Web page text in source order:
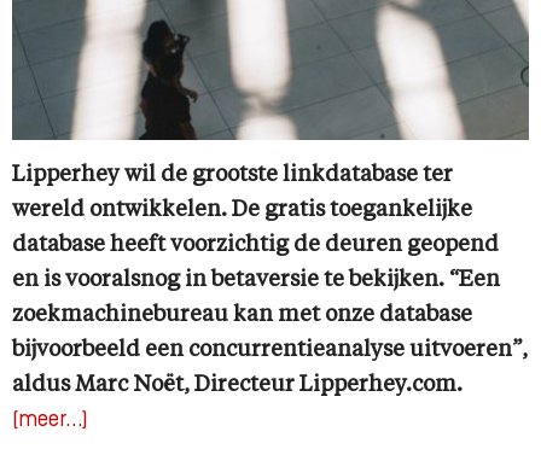
Lipperhey wil de grootste linkdatabase ter
wereld ontwikkelen. De gratis toegankelijke
database heeft voorzichtig de deuren geopend
en is vooralsnog in betaversie te bekijken. “Een
zoekmachinebureau kan met onze database
bijvoorbeeld een concurrentieanalyse uitvoeren”,
aldus Marc Noët, Directeur Lipperhey.com.
(meer…)